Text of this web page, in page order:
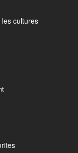
cultures